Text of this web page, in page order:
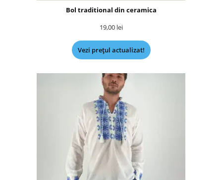
Bol traditional din ceramica
19,00 lei
Vezi prețul actualizat!